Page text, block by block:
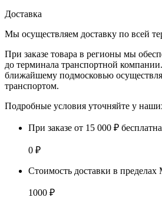
Доставка
Мы осуществляем доставку по всей
При заказе товара в регионы мы
до терминала транспортной
ближайшему подмосковью
транспортом.
Подробные условия уточняйте у
При заказе от 15 000 ₽
0 ₽
Стоимость доставки в
1000 ₽